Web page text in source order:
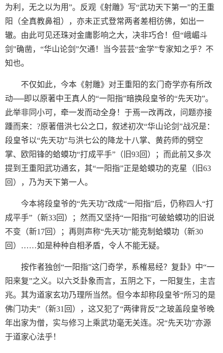
为利，无之以为用”。反观《射雕》写“武功天下第一”的王重
阳（全真教鼻祖），亦未正式登常两者差相彷佛，如出一
辙。由此可见还珠对金庸影响之大，决非巧合！但“峨嵋斗
剑”确凿，“华山论剑”欠通！当今芸芸“金学”专家知之乎？不
知也。
不仅如此，今本《射雕》对王重阳的玄门奇学亦有所改
动──即以原著中王真人的“一阳指”暗换段皇爷的“先天功”。
此举非同小可，牵一发而动全身！于焉一改再改，问题亦接
踵而来：?原著借洪七公之口，叙述初次“华山论剑”战况是：
段皇爷以“先天功”与洪七公的降龙十八掌、黄药师的劈空
掌、欧阳锋的蛤蟆功“打成平手”（旧93回）；而此前又多次
提到王重阳武功通玄，其“一阳指”正是蛤蟆功的克星（旧63
回），乃为天下第一人。
今本将段皇爷的“先天功”改成“一阳指”后，仍称四人“打
成平手”（新33回）；然而又坚持“一阳指”可破蛤蟆功的旧说
不变（新17回）；再则声称“先天功”能克制蛤蟆功（新30
回）……如是种种自相矛盾，令人不能无疑。
按作者独创“一阳指”这门奇学，系榷易经？复卦》中“一
阳来复”之义。以六爻卦象而言，五阴之下，一阳复生，主吉
兆。其为道家玄功乃理所当然。但今本却称段皇爷“所习的是
佛门功夫”（新31回），这又犯了“两律背反”之玻盖段皇爷晚
年出家为僧，实与修习上乘武功毫无关连。况“先天功”亦源
于道家心法乎！